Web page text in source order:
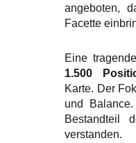
angeboten,
Facette
Eine
1.500
Karte. Der
und
Bestandteil